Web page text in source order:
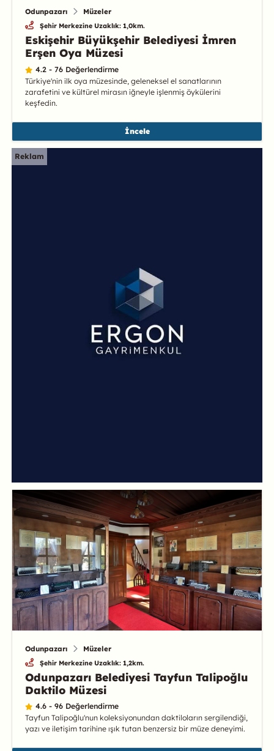
Odunpazarı Müzeler
Şehir Merkezine Uzaklık: 1,0km.
Eskişehir Büyükşehir Belediyesi İmren
Erşen Oya Müzesi
4.2 - 76 Değerlendirme
Türkiye'nin ilk oya müzesinde, geleneksel el sanatlarının
zarafetini ve kültürel mirasın iğneyle işlenmiş öykülerini
keşfedin.
İncele
Reklam
Odunpazarı Müzeler
Şehir Merkezine Uzaklık: 1,2km.
Odunpazarı Belediyesi Tayfun Talipoğlu
Daktilo Müzesi
4.6 - 96 Değerlendirme
Tayfun Talipoğlu'nun koleksiyonundan daktiloların sergilendiği,
yazı ve iletişim tarihine ışık tutan benzersiz bir müze deneyimi.